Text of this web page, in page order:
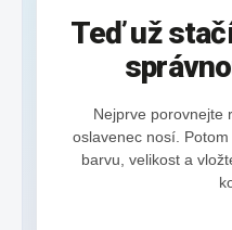
Teď už
Nejprve porovnejte
oslavenec nosí.
barvu, velikost a